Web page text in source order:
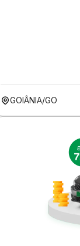
GOIÂNIA/GO